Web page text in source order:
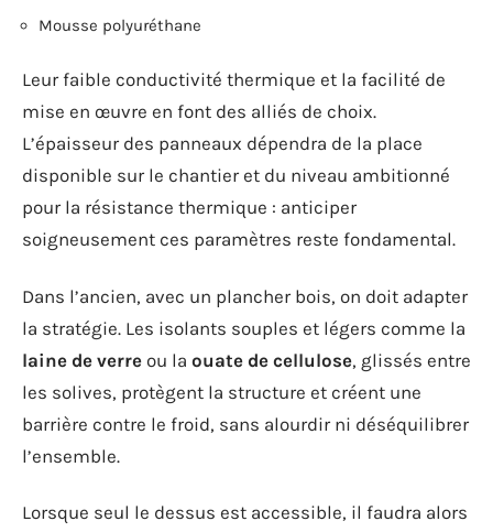
Mousse polyuréthane
Leur faible conductivité thermique et la facilité de
mise en œuvre en font des alliés de choix.
L’épaisseur des panneaux dépendra de la place
disponible sur le chantier et du niveau ambitionné
pour la résistance thermique : anticiper
soigneusement ces paramètres reste fondamental.
Dans l’ancien, avec un plancher bois, on doit adapter
la stratégie. Les isolants souples et légers comme la
laine de verre ou la ouate de cellulose, glissés entre
les solives, protègent la structure et créent une
barrière contre le froid, sans alourdir ni déséquilibrer
l’ensemble.
Lorsque seul le dessus est accessible, il faudra alors